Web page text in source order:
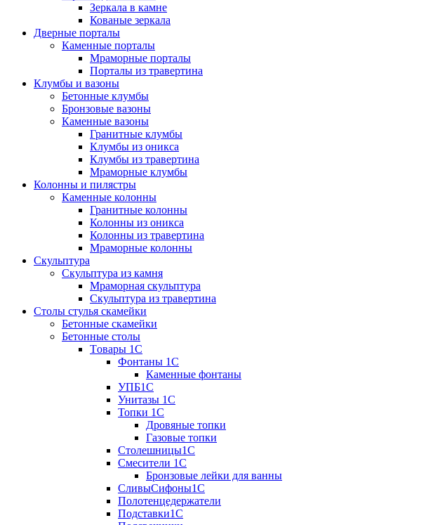
Зеркала в камне
Кованые зеркала
Дверные порталы
Каменные порталы
Мраморные порталы
Порталы из травертина
Клумбы и вазоны
Бетонные клумбы
Бронзовые вазоны
Каменные вазоны
Гранитные клумбы
Клумбы из оникса
Клумбы из травертина
Мраморные клумбы
Колонны и пилястры
Каменные колонны
Гранитные колонны
Колонны из оникса
Колонны из травертина
Мраморные колонны
Скульптура
Скульптура из камня
Мраморная скульптура
Скульптура из травертина
Столы стулья скамейки
Бетонные скамейки
Бетонные столы
Tовары 1C
Фонтаны 1C
Каменные фонтаны
УПБ1С
Унитазы 1С
Топки 1С
Дровяные топки
Газовые топки
Столешницы1С
Смесители 1С
Бронзовые лейки для ванны
СливыСифоны1С
Полотенцедержатели
Подставки1С